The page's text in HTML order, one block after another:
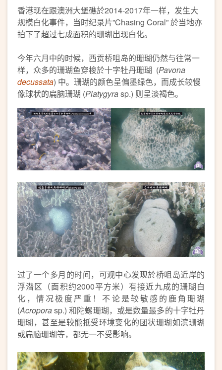
香港现在跟澳洲大堡礁於2014-2017年一样，发生大
规模白化事件，当时纪录片”Chasing Coral” 於当地亦
拍下了超过七成面积的珊瑚出现白化。
今年六月中的时候，西贡桥咀岛的珊瑚仍然与往常一
样，众多的珊瑚鱼穿梭於十字牡丹珊瑚 (Pavona
decussata) 中。珊瑚的颜色呈偏墨绿色，而成长较慢
像球状的扁脑珊瑚 (Platygyrasp.) 则呈淡褐色。
过了一个多月的时间，可观中心发现於桥咀岛近岸的
浮潜区（面积约2000平方米）有接近九成的珊瑚白
化，情况极度严重！不论是较敏感的鹿角珊瑚
(Acroporasp.) 和陀螺珊瑚，或是数量最多的十字牡丹
珊瑚，甚至是较能抵受环境变化的团状珊瑚如滨珊瑚
或扁脑珊瑚等，都无一不受影响。